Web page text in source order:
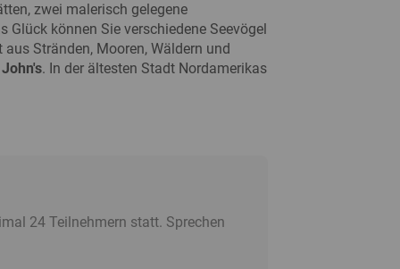
zwei malerisch gelegene
können Sie verschiedene Seevögel
Stränden, Mooren, Wäldern und
. In der ältesten Stadt Nordamerikas
24 Teilnehmern statt. Sprechen